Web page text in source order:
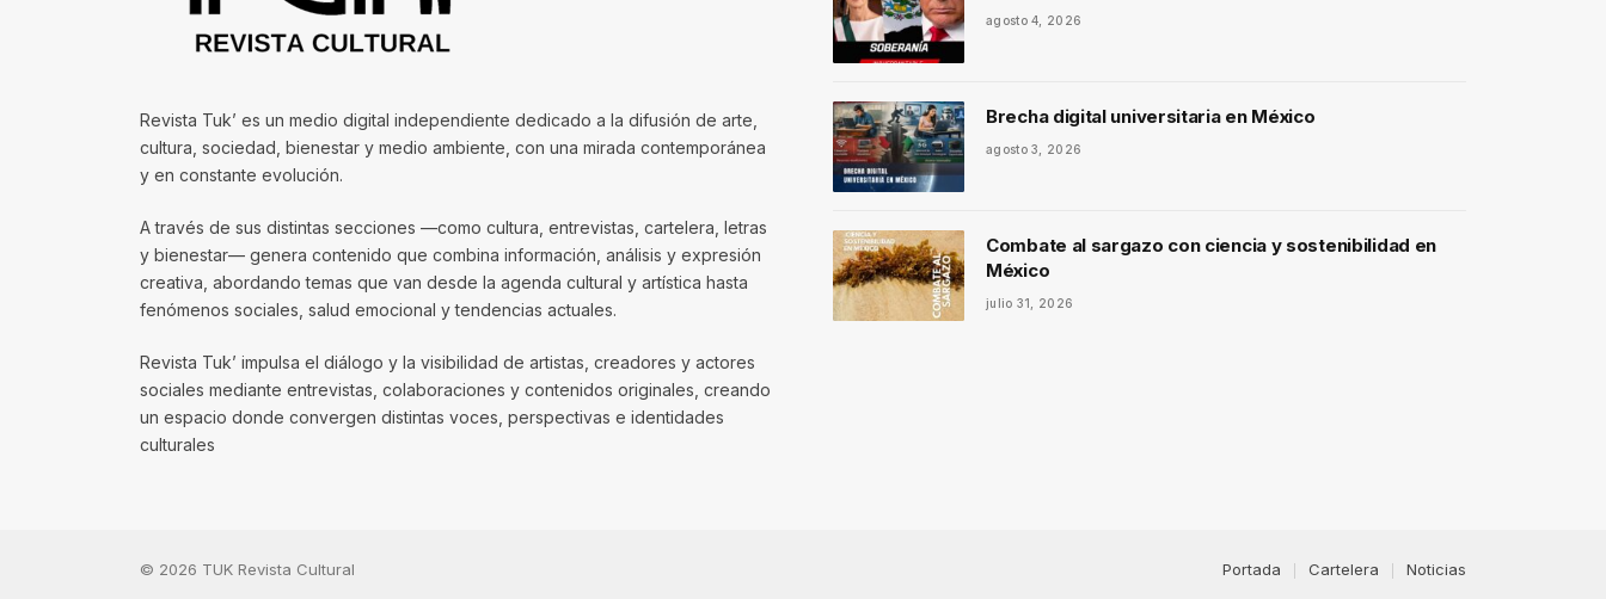
Revista Tuk’ es un medio digital independiente dedicado a la difusión de arte,
cultura, sociedad, bienestar y medio ambiente, con una mirada contemporánea
y en constante evolución.
A través de sus distintas secciones —como cultura, entrevistas, cartelera, letras
y bienestar— genera contenido que combina información, análisis y expresión
creativa, abordando temas que van desde la agenda cultural y artística hasta
fenómenos sociales, salud emocional y tendencias actuales.
Revista Tuk’ impulsa el diálogo y la visibilidad de artistas, creadores y actores
sociales mediante entrevistas, colaboraciones y contenidos originales, creando
un espacio donde convergen distintas voces, perspectivas e identidades
culturales
agosto 4, 2026
Brecha digital universitaria en México
agosto 3, 2026
Combate al sargazo con ciencia y sostenibilidad en
México
julio 31, 2026
© 2026 TUK Revista Cultural Portada Cartelera Noticias